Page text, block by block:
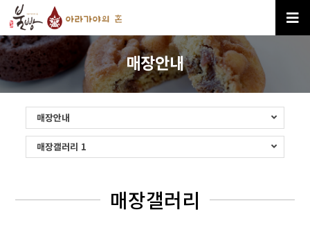
매장안내
매장안내
매장갤러리 1
매장갤러리